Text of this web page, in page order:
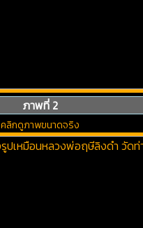
ภาพที่ 2
คลิกดูภาพขนาดจริง